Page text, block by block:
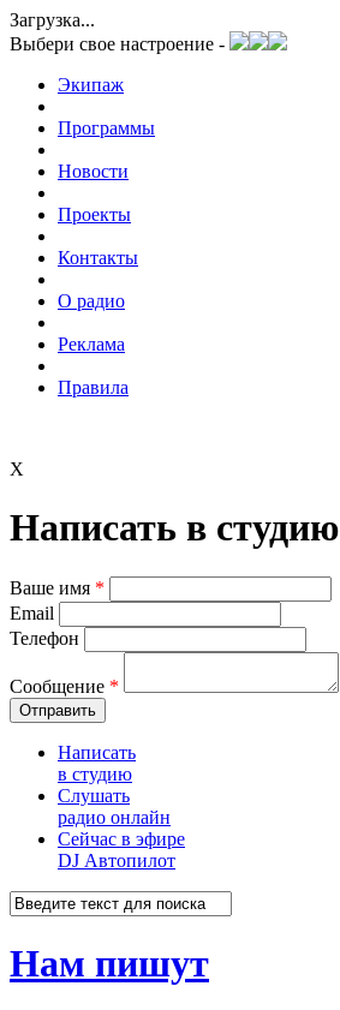
Загрузка...
Выбери свое настроение -
Экипаж
Программы
Новости
Проекты
Контакты
О радио
Реклама
Правила
X
Написать в студию
Ваше имя *
Email
Телефон
Сообщение *
Отправить
Написать
в студию
Слушать
радио онлайн
Сейчас в эфире
DJ Автопилот
Нам пишут